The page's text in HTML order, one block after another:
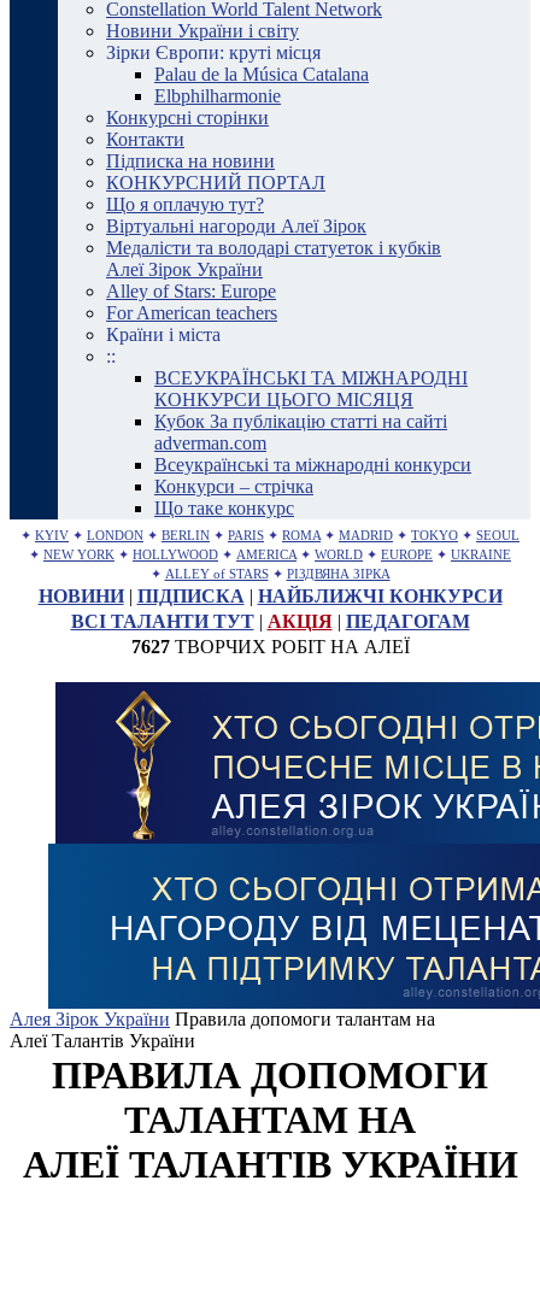
Constellation World Talent Network
Новини України і світу
Зірки Європи: круті місця
Palau de la Música Catalana
Elbphilharmonie
Конкурсні сторінки
Контакти
Підписка на новини
КОНКУРСНИЙ ПОРТАЛ
Що я оплачую тут?
Віртуальні нагороди Алеї Зірок
Медалісти та володарі статуеток і кубків
Алеї Зірок України
Alley of Stars: Europe
For American teachers
Країни і міста
::
ВСЕУКРАЇНСЬКІ ТА МІЖНАРОДНІ
КОНКУРСИ ЦЬОГО МІСЯЦЯ
Кубок За публікацію статті на сайті
adverman.com
Всеукраїнські та міжнародні конкурси
Конкурси – стрічка
Що таке конкурс
✦ KYIV ✦ LONDON ✦ BERLIN ✦ PARIS ✦ ROMA ✦ MADRID ✦ TOKYO ✦ SEOUL
✦ NEW YORK ✦ HOLLYWOOD ✦ AMERICA ✦ WORLD ✦ EUROPE ✦ UKRAINE
✦ ALLEY of STARS ✦ РІЗДВЯНА ЗІРКА
НОВИНИ| ПІДПИСКА | НАЙБЛИЖЧІ КОНКУРСИ
ВСІ ТАЛАНТИ ТУТ| АКЦІЯ| ПЕДАГОГАМ
7627ТВОРЧИХ РОБІТ НА АЛЕЇ
Алея Зірок України Правила допомоги талантам на
Алеї Талантів України
ПРАВИЛА ДОПОМОГИ
ТАЛАНТАМ НА
АЛЕЇ ТАЛАНТІВ УКРАЇНИ